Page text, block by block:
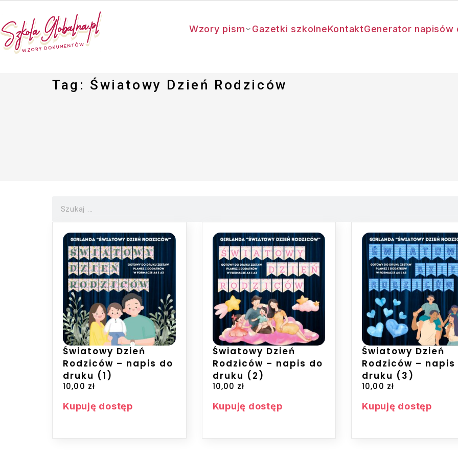
Wzory pism Gazetki szkolneKontaktGenerator napisów
Tag: Światowy Dzień Rodziców
Światowy Dzień
Rodziców – napis do
druku (1)
10,00 zł
Kupuję dostęp
Światowy Dzień
Rodziców – napis do
druku (2)
10,00 zł
Kupuję dostęp
Światowy Dzień
Rodziców –
druku (3)
10,00 zł
Kupuję dostęp